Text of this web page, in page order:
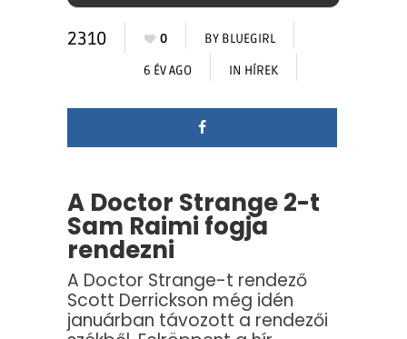
2310 0 BY BLUEGIRL
6 ÉV AGO IN HÍREK
A Doctor Strange 2-t
Sam Raimi fogja
rendezni
A Doctor Strange-t rendező
Scott Derrickson még idén
januárban távozott a rendezői